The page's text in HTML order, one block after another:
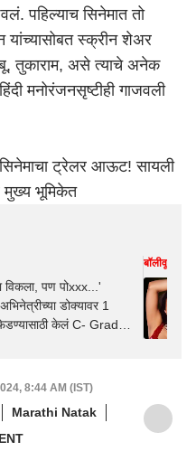
पहिल्याच सिनेमात तो
यांच्यासोबत स्क्रीन शेअर
तुकाराम, असे त्याचे अनेक
मनोरंजनसृष्टीही गाजवली
ट्रेलर आऊट! सायली
मुख्य भूमिकेत
विकला, पण पोxxx...'
डोक्यावर 1
केलं C- Grade
बॉलीवूड
8:44 AM (IST)
Marathi Natak